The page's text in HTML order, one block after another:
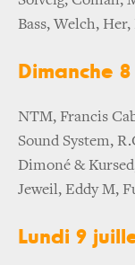
Bass, Welch,
Dimanche
NTM, Francis
Sound System,
Dimoné &
Jeweil, Eddy M,
Lundi 9